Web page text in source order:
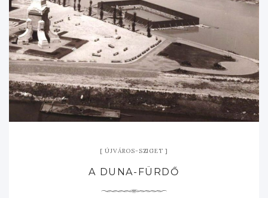
ÚJVÁROS-SZIGET
A DUNA-FÜRDŐ